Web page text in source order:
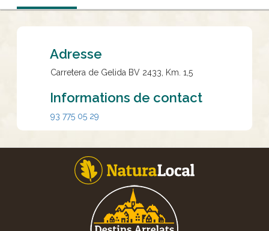
Adresse
Carretera de Gelida BV 2433, Km. 1,5
Informations de contact
93 775 05 29